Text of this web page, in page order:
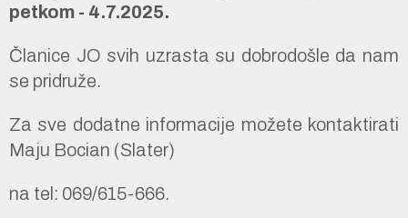
petkom - 4.7.2025.
Članice JO svih uzrasta su dobrodošle da nam
se pridruže.
Za sve dodatne informacije možete kontaktirati
Maju Bocian (Slater)
na tel: 069/615-666.